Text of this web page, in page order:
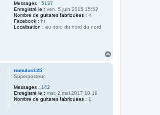
Messages : 5137
Enregistré le : ven. 5 juin 2015 15:52
Nombre de guitares fabriquées : 4
Facebook : ht
Localisation : au nord du nord du nord
romulus125
Superposteur
Messages : 142
Enregistré le : mar. 2 mai 2017 10:19
Nombre de guitares fabriquées : 1